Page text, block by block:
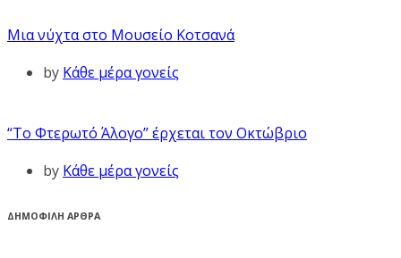
Μια νύχτα στο Μουσείο Κοτσανά
by Κάθε μέρα γονείς
“Το Φτερωτό Άλογο” έρχεται τον Οκτώβριο
by Κάθε μέρα γονείς
ΔΗΜΟΦΙΛΗ ΑΡΘΡΑ